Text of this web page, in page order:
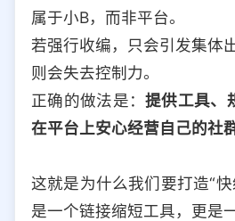
属于小B，而非平台。
若强行收编，只会引发集体
则会失去控制力。
正确的做法是：提供工具、
在平台上安心经营自己的社
这就是为什么我们要打造“
是一个链接缩短工具，更是